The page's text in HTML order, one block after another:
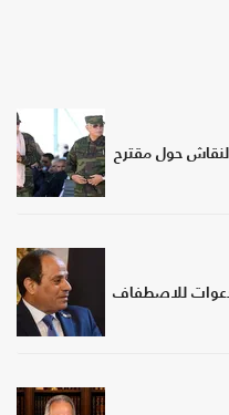
حول مقترح
للاصطفاف